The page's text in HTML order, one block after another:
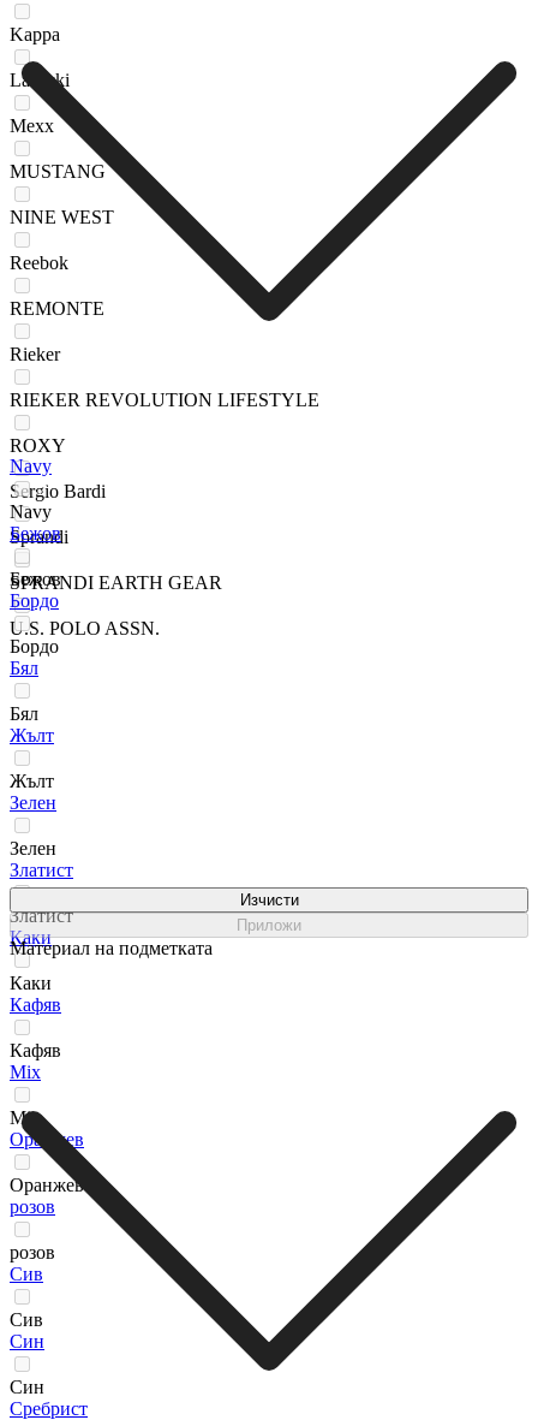
Kappa
Lasocki
Mexx
MUSTANG
NINE WEST
Reebok
REMONTE
Rieker
RIEKER REVOLUTION LIFESTYLE
ROXY
Sergio Bardi
Sprandi
SPRANDI EARTH GEAR
U.S. POLO ASSN.
Navy
Navy
Бежов
Бежов
Бордо
Бордо
Бял
Бял
Жълт
Жълт
Зелен
Зелен
Златист
Златист
Каки
Каки
Кафяв
Кафяв
Мix
Мix
Оранжев
Оранжев
розов
розов
Сив
Сив
Син
Син
Сребрист
Изчисти
Приложи
Материал на подметката